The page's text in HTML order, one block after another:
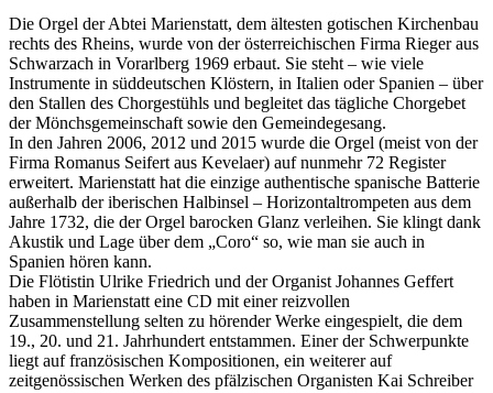
Die Orgel der Abtei Marienstatt, dem ältesten gotischen Kirchenbau
rechts des Rheins, wurde von der österreichischen Firma Rieger aus
Schwarzach in Vorarlberg 1969 erbaut. Sie steht – wie viele
Instrumente in süddeutschen Klöstern, in Italien oder Spanien – über
den Stallen des Chorgestühls und begleitet das tägliche Chorgebet
der Mönchsgemeinschaft sowie den Gemeindegesang.
In den Jahren 2006, 2012 und 2015 wurde die Orgel (meist von der
Firma Romanus Seifert aus Kevelaer) auf nunmehr 72 Register
erweitert. Marienstatt hat die einzige authentische spanische Batterie
außerhalb der iberischen Halbinsel – Horizontaltrompeten aus dem
Jahre 1732, die der Orgel barocken Glanz verleihen. Sie klingt dank
Akustik und Lage über dem „Coro“ so, wie man sie auch in
Spanien hören kann.
Die Flötistin Ulrike Friedrich und der Organist Johannes Geffert
haben in Marienstatt eine CD mit einer reizvollen
Zusammenstellung selten zu hörender Werke eingespielt, die dem
19., 20. und 21. Jahrhundert entstammen. Einer der Schwerpunkte
liegt auf französischen Kompositionen, ein weiterer auf
zeitgenössischen Werken des pfälzischen Organisten Kai Schreiber